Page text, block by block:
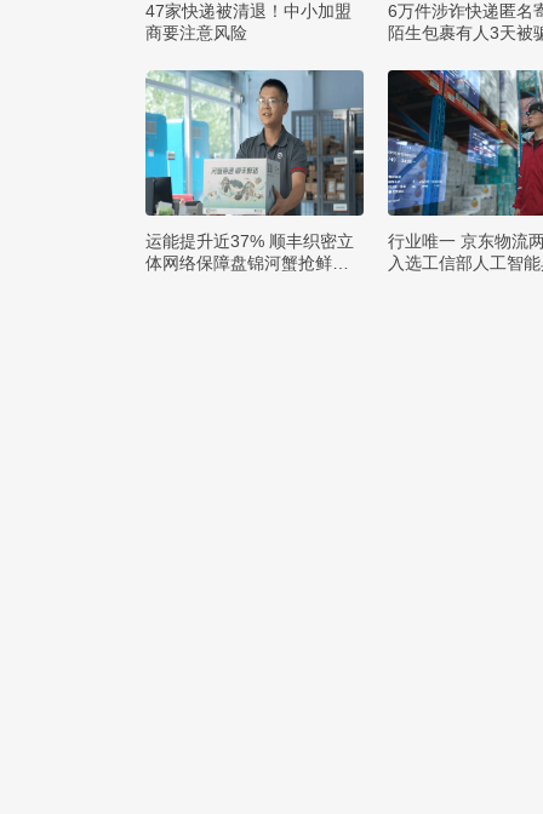
47家快递被清退！中小加盟
商要注意风险
6万件涉诈快递匿名
陌生包裹有人3天被
运能提升近37% 顺丰织密立
体网络保障盘锦河蟹抢鲜出
行业唯一 京东物流
入选工信部人工智